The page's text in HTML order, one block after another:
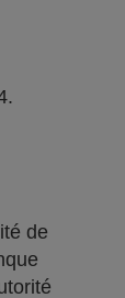
de